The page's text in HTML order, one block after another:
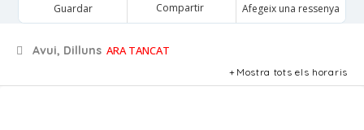
Guardar Compartir Afegeix una ressenya
Avui, Dilluns ARA TANCAT
Mostra tots els horaris